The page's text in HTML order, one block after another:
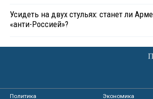
Усидеть на двух стульях: станет ли
«анти-Россией»?
Политика
Экономика